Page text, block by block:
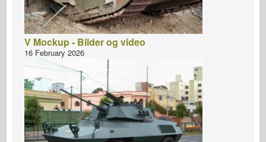
V Mockup - Bilder og video
16 February 2026